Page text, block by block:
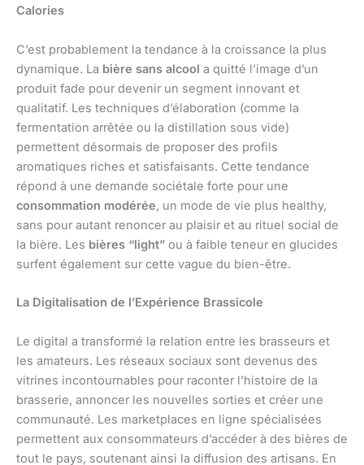
Calories
C’est probablement la tendance à la croissance la plus
dynamique. La bière sans alcool a quitté l’image d’un
produit fade pour devenir un segment innovant et
qualitatif. Les techniques d’élaboration (comme la
fermentation arrêtée ou la distillation sous vide)
permettent désormais de proposer des profils
aromatiques riches et satisfaisants. Cette tendance
répond à une demande sociétale forte pour une
consommation modérée, un mode de vie plus healthy,
sans pour autant renoncer au plaisir et au rituel social de
la bière. Les bières “light” ou à faible teneur en glucides
surfent également sur cette vague du bien-être.
La Digitalisation de l’Expérience Brassicole
Le digital a transformé la relation entre les brasseurs et
les amateurs. Les réseaux sociaux sont devenus des
vitrines incontournables pour raconter l’histoire de la
brasserie, annoncer les nouvelles sorties et créer une
communauté. Les marketplaces en ligne spécialisées
permettent aux consommateurs d’accéder à des bières de
tout le pays, soutenant ainsi la diffusion des artisans. En